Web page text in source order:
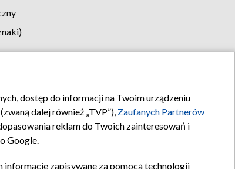
Kontakt
dostęp do informacji na Twoim urządzeniu
dalej również „TVP”), Zaufanych Partnerów
reklam do Twoich zainteresowań i
Google.
informacje zapisywane za pomocą technologii